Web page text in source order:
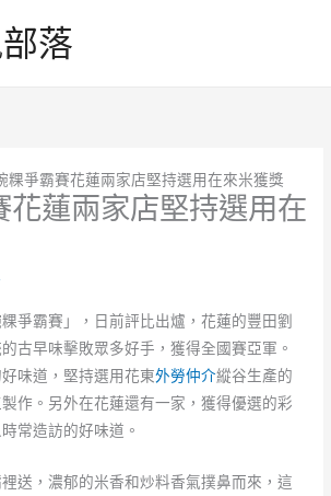
落
粿爭霸賽花蓮兩家店堅持選用在來米獲獎
花蓮兩家店堅持選用在
爭霸賽」，日前評比出爐，花蓮的豐田劉
古早味擊敗眾多好手，獲得全國賽亞軍。
味道，堅持選用花東外勞仲介縱谷生產的
作。另外在花蓮還有一家，獲得優選的彩
常造訪的好味道。
送，濃郁的米香和炒料香氣撲鼻而來，這